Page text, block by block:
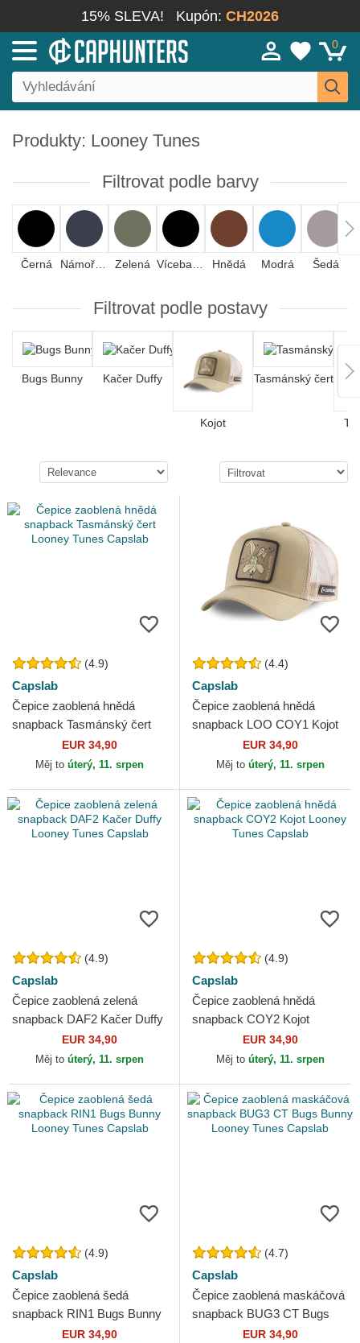
15% SLEVA! Kupón: CH2026
0
Produkty: Looney Tunes
Filtrovat podle barvy
Černá Zelená Hnědá Modrá Šedá
Filtrovat podle postavy
Bugs Bunny Kačer Duffy
Kojot
Tasmánský čert
(4.9)
Capslab
Čepice zaoblená hnědá
snapback Tasmánský čert
Looney Tunes Capslab
EUR 34,90
Měj to úterý, 11. srpen
(4.4)
Capslab
Čepice zaoblená hnědá
snapback LOO COY1 Kojot
Looney Tunes Capslab
EUR 34,90
Měj to úterý, 11. srpen
(4.9)
Capslab
Čepice zaoblená zelená
snapback DAF2 Kačer Duffy
Looney Tunes Capslab
EUR 34,90
Měj to úterý, 11. srpen
(4.9)
Capslab
Čepice zaoblená hnědá
snapback COY2 Kojot
Looney Tunes Capslab
EUR 34,90
Měj to úterý, 11. srpen
(4.9)
Capslab
Čepice zaoblená šedá
snapback RIN1 Bugs Bunny
Looney Tunes Capslab
EUR 34,90
(4.7)
Capslab
Čepice zaoblená maskáčová
snapback BUG3 CT Bugs
Bunny Looney Tunes
EUR 34,90